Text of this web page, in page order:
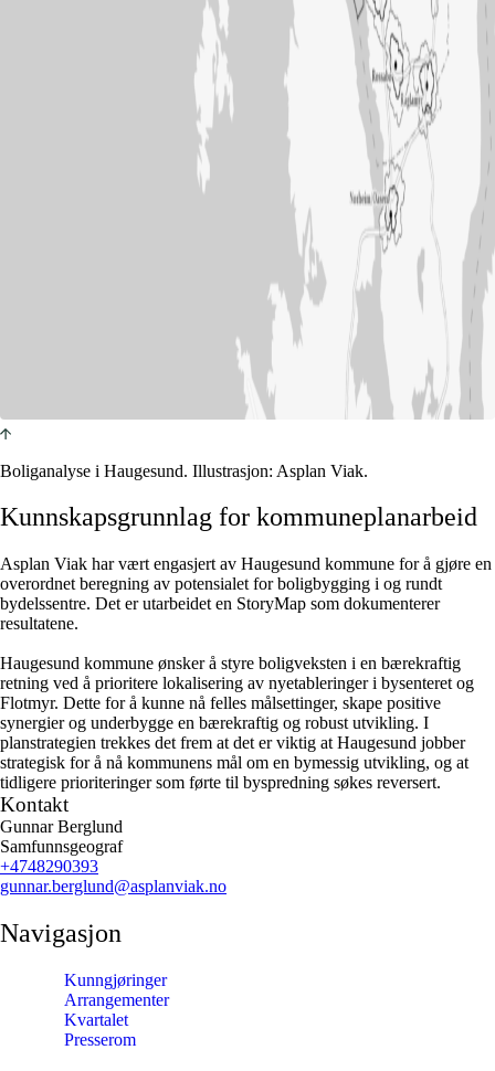
Boliganalyse i Haugesund. Illustrasjon: Asplan Viak.
Kunnskapsgrunnlag for kommuneplanarbeid
Asplan Viak har vært engasjert av Haugesund kommune for å gjøre en
overordnet beregning av potensialet for boligbygging i og rundt
bydelssentre. Det er utarbeidet en StoryMap som dokumenterer
resultatene.
Haugesund kommune ønsker å styre boligveksten i en bærekraftig
retning ved å prioritere lokalisering av nyetableringer i bysenteret og
Flotmyr. Dette for å kunne nå felles målsettinger, skape positive
synergier og underbygge en bærekraftig og robust utvikling. I
planstrategien trekkes det frem at det er viktig at Haugesund jobber
strategisk for å nå kommunens mål om en bymessig utvikling, og at
tidligere prioriteringer som førte til byspredning søkes reversert.
Kontakt
Gunnar Berglund
Samfunnsgeograf
+4748290393
gunnar.berglund@asplanviak.no
Navigasjon
Kunngjøringer
Arrangementer
Kvartalet
Presserom